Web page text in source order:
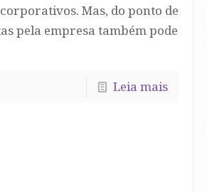
Mas, do ponto de
pela empresa também pode
Leia mais